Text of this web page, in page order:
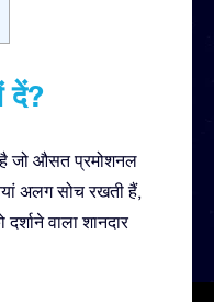
दें?
है जो औसत प्रमोशनल
अलग सोच रखती हैं,
वाला शानदार